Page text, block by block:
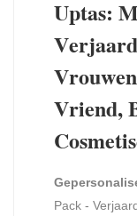
Uptas:
Vriend,
Pack -